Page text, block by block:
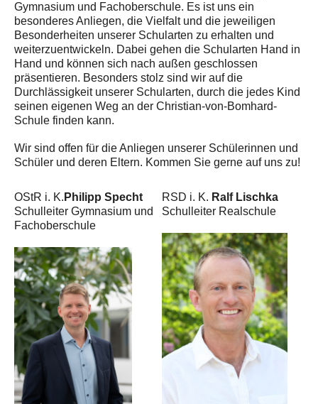
Gymnasium und Fachoberschule. Es ist uns ein
besonderes Anliegen, die Vielfalt und die jeweiligen
Besonderheiten unserer Schularten zu erhalten und
weiterzuentwickeln. Dabei gehen die Schularten Hand in
Hand und können sich nach außen geschlossen
präsentieren. Besonders stolz sind wir auf die
Durchlässigkeit unserer Schularten, durch die jedes Kind
seinen eigenen Weg an der Christian-von-Bomhard-
Schule finden kann.
Wir sind offen für die Anliegen unserer Schülerinnen und
Schüler und deren Eltern. Kommen Sie gerne auf uns zu!
OStR i. K. Philipp Specht
Schulleiter Gymnasium und
Fachoberschule
RSD i. K. Ralf Lischka
Schulleiter Realschule